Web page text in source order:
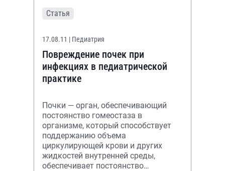
Статья
17.08.11 | Педиатрия
Повреждение почек при
инфекциях в педиатрической
практике
Почки — орган, обеспечивающий
постоянство гомеостаза в
организме, который способствует
поддержанию объема
циркулирующей крови и других
жидкостей внутренней среды,
обеспечивает постоянство